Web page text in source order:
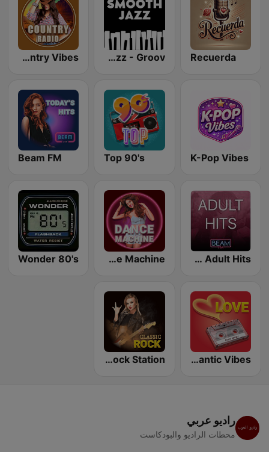
Recuerda
Smooth Jazz - Groov
Country Vibes
K-Pop Vibes
Top 90's
Beam FM
Beam FM - Adult Hits
Dance Machine
Wonder 80's
Romantic Vibes
Classic Rock Station
راديو عربي
محطات الراديو والبودكاست